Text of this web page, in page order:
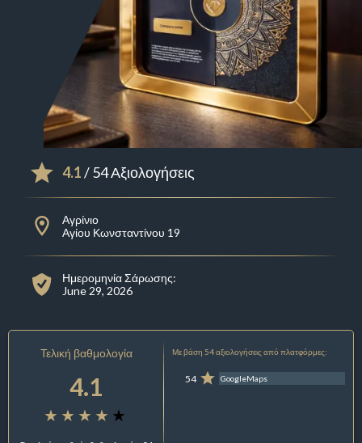
4.1/ 54 Αξιολογήσεις
Αγρίνιο
Αγίου Κωνσταντίνου 19
Ημερομηνία Σάρωσης:
June 29, 2026
Τελική βαθμολογία
4.1
Με βάση 54 αξιολογήσεις από πλατφόρμες:
54 GoogleMaps